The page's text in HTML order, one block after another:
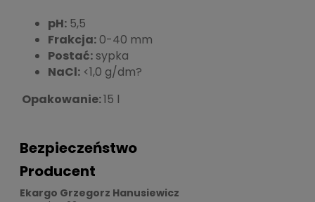
pH: 5,5
Frakcja: 0-40 mm
Postać: sypka
NaCl: <1,0 g/dm?
Opakowanie:15 l
Bezpieczeństwo
Producent
Ekargo Grzegorz Hanusiewicz